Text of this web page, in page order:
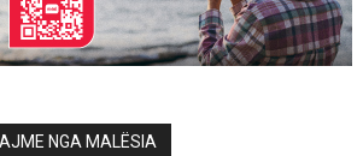
NGA MALËSIA